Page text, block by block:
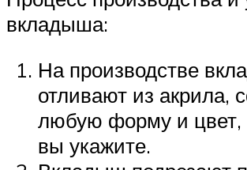
вкладыша:
На производстве
отливают из акрила,
любую форму и цвет,
вы укажите.